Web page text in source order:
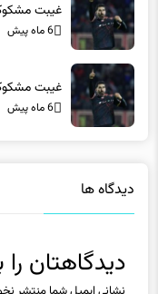
غیبت
6 ماه پیش
غیبت
6 ماه پیش
دیدگاه ها
دیدگاهتان